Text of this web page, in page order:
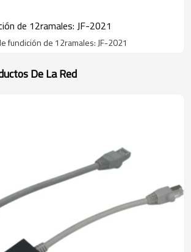
de 12ramales: JF-2021
fundición de 12ramales: JF-2021
De La Red